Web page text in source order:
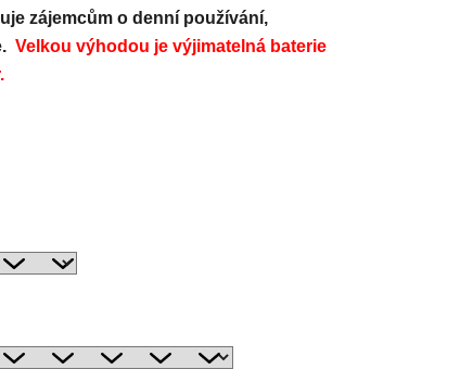
zájemcům o denní používání,
Velkou výhodou je výjimatelná baterie